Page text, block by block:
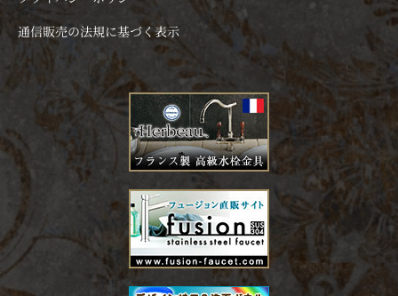
通信販売の法規に基づく表示